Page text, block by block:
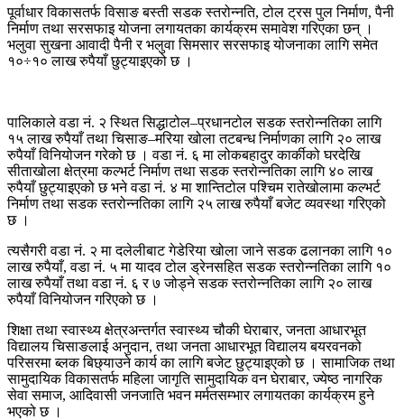
पूर्वाधार विकासतर्फ विसाङ बस्ती सडक स्तरोन्नति, टोल ट्रस पुल निर्माण, पैनी
निर्माण तथा सरसफाइ योजना लगायतका कार्यक्रम समावेश गरिएका छन् ।
भलुवा सुखना आवादी पैनी र भलुवा सिमसार सरसफाइ योजनाका लागि समेत
१०÷१० लाख रुपैयाँ छुट्याइएको छ ।
पालिकाले वडा नं. २ स्थित सिद्धाटोल–प्रधानटोल सडक स्तरोन्नतिका लागि
१५ लाख रुपैयाँ तथा चिसाङ–मरिया खोला तटबन्ध निर्माणका लागि २० लाख
रुपैयाँ विनियोजन गरेको छ । वडा नं. ६ मा लोकबहादुर कार्कीको घरदेखि
सीताखोला क्षेत्रमा कल्भर्ट निर्माण तथा सडक स्तरोन्नतिका लागि ४० लाख
रुपैयाँ छुट्याइएको छ भने वडा नं. ४ मा शान्तिटोल पश्चिम रातेखोलामा कल्भर्ट
निर्माण तथा सडक स्तरोन्नतिका लागि २५ लाख रुपैयाँ बजेट व्यवस्था गरिएको
छ ।
त्यसैगरी वडा नं. २ मा दलेलीबाट गेडेरिया खोला जाने सडक ढलानका लागि १०
लाख रुपैयाँ, वडा नं. ५ मा यादव टोल ड्रेनसहित सडक स्तरोन्नतिका लागि १०
लाख रुपैयाँ तथा वडा नं. ६ र ७ जोड्ने सडक स्तरोन्नतिका लागि २० लाख
रुपैयाँ विनियोजन गरिएको छ ।
शिक्षा तथा स्वास्थ्य क्षेत्रअन्तर्गत स्वास्थ्य चौकी घेराबार, जनता आधारभूत
विद्यालय चिसाङलाई अनुदान, तथा जनता आधारभूत विद्यालय बयरवनको
परिसरमा ब्लक बिछ्याउने कार्य का लागि बजेट छुट्याइएको छ । सामाजिक तथा
सामुदायिक विकासतर्फ महिला जागृति सामुदायिक वन घेराबार, ज्येष्ठ नागरिक
सेवा समाज, आदिवासी जनजाति भवन मर्मतसम्भार लगायतका कार्यक्रम हुने
भएको छ ।